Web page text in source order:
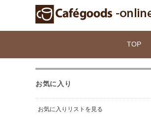
TOP
お気に入り
お気に入りリストを見る